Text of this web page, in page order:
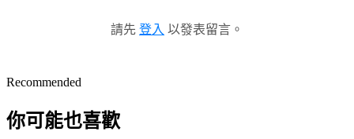
請先 登入 以發表留言。
Recommended
你可能也喜歡